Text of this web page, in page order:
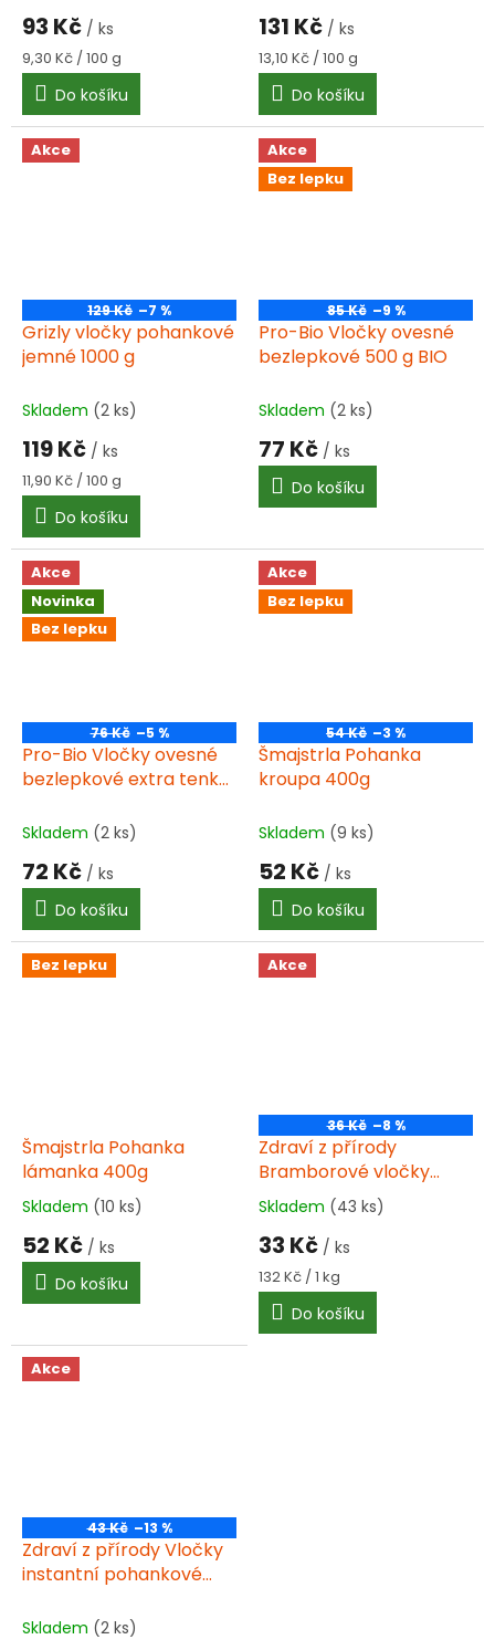
93 Kč / ks
Měrná
cena:
9,30 Kč / 100 g
Do košíku
131 Kč / ks
Měrná
cena:
13,10 Kč / 100 g
Do košíku
Akce
129 Kč –7 %
Grizly vločky pohankové
jemné 1000 g
Skladem (2 ks)
119 Kč / ks
Měrná
cena:
11,90 Kč / 100 g
Do košíku
Akce
Bez lepku
85 Kč –9 %
Pro-Bio Vločky ovesné
bezlepkové 500 g BIO
Skladem (2 ks)
77 Kč / ks
Do košíku
Akce
Novinka
Bez lepku
76 Kč –5 %
Pro-Bio Vločky ovesné
bezlepkové extra tenké
Skladem (2 ks)
72 Kč / ks
Do košíku
Akce
Bez lepku
54 Kč –3 %
Šmajstrla Pohanka
kroupa 400g
Skladem (9 ks)
52 Kč / ks
Do košíku
Bez lepku
Šmajstrla Pohanka
lámanka 400g
Průměrné
hodnocení
produktu
3,0
hvězdiček.
Skladem (10 ks)
52 Kč / ks
Do košíku
Akce
36 Kč –8 %
Zdraví z přírody
Bramborové vločky
250g
Průměrné
hodnocení
produktu
je
3,6
5
Skladem (43 ks)
33 Kč / ks
Měrná
cena:
132 Kč / 1 kg
Do košíku
Akce
43 Kč –13 %
Zdraví z přírody Vločky
instantní pohankové
Skladem (2 ks)